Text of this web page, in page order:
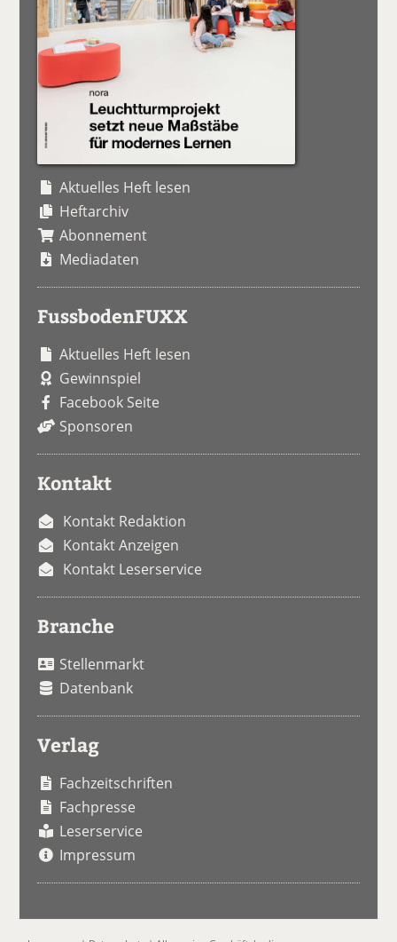
Aktuelles Heft lesen
Heftarchiv
Abonnement
Mediadaten
FussbodenFUXX
Aktuelles Heft lesen
Gewinnspiel
Facebook Seite
Sponsoren
Kontakt
Kontakt Redaktion
Kontakt Anzeigen
Kontakt Leserservice
Branche
Stellenmarkt
Datenbank
Verlag
Fachzeitschriften
Fachpresse
Leserservice
Impressum